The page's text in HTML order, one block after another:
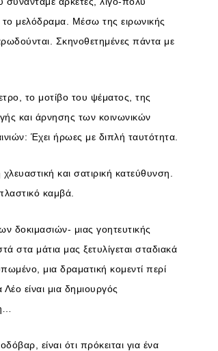
μελόδραμα. Μέσω της ειρωνικής
Σκηνοθετημένες πάντα με
το μοτίβο του ψέματος, της
και άρνησης των κοινωνικών
Έχει ήρωες με διπλή ταυτότητα.
και σατιρική κατεύθυνση.
καμβά.
δοκιμασιών- μιας γοητευτικής
στα μάτια μας ξετυλίγεται σταδιακά
μια δραματική κομεντί περί
είναι μια δημιουργός
είναι ότι πρόκειται για ένα